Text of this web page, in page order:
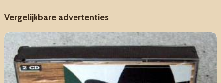
Vergelijkbare advertenties